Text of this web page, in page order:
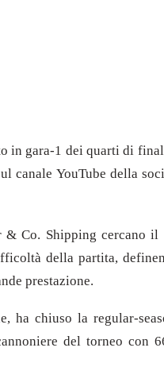
in gara-1 dei quarti di
canale YouTube della
Co. Shipping cercano
della partita,
prestazione.
ha chiuso la regular-
del torneo